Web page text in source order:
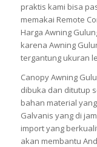
praktis kami bisa
memakai Remote
Harga Awning
karena Awning
tergantung ukuran
Canopy Awning
dibuka dan ditutup
bahan material
Galvanis yang di
import yang
akan membantu